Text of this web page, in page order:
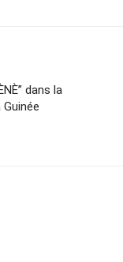
dans la